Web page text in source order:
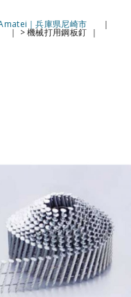
｜兵庫県尼崎市
>機械打用鋼板釘